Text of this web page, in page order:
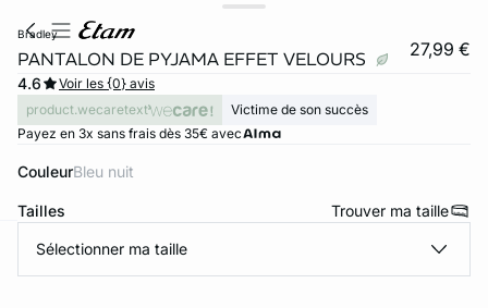
bradley
PANTALON DE PYJAMA EFFET VELOURS 27,99 €
4.6
Voir les {0} avis
product.wecaretext
Victime de son succès
Payez en 3x sans frais dès 35€ avec
Couleur bleu nuit
Tailles Trouver ma taille
Sélectionner ma taille